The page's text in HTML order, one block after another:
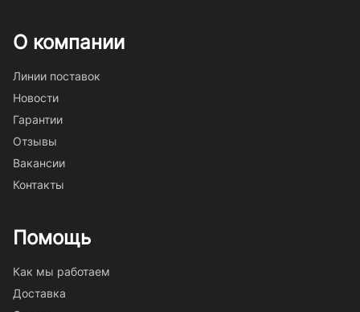
О компании
Линии поставок
Новости
Гарантии
Отзывы
Вакансии
Контакты
Помощь
Как мы работаем
Доставка